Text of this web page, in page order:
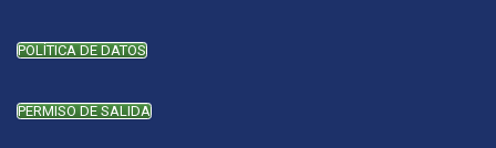
POLÍTICA DE DATOS
PERMISO DE SALIDA